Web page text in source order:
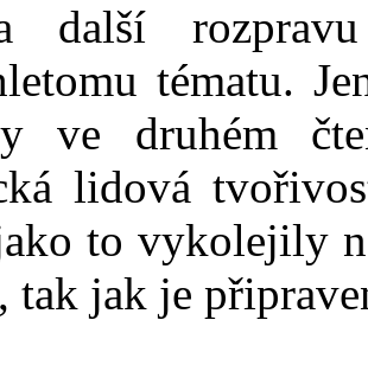
další
tématu.
ve druhém
lidová
to vykolejily
tak jak je